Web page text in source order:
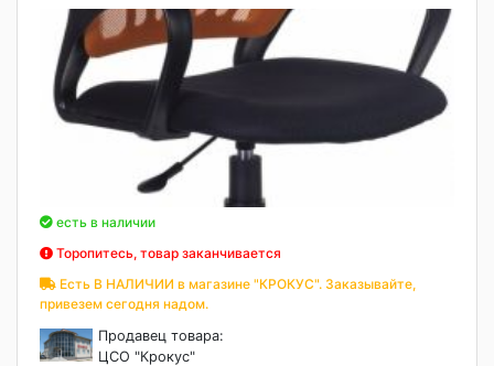
есть в наличии
Торопитесь, товар заканчивается
Есть В НАЛИЧИИ в магазине "КРОКУС". Заказывайте,
привезем сегодня надом.
Продавец товара:
ЦСО "Крокус"